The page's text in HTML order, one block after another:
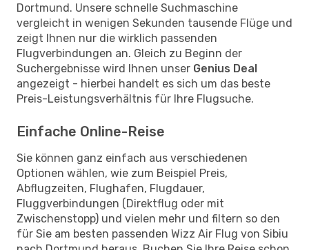
Dortmund. Unsere schnelle Suchmaschine
vergleicht in wenigen Sekunden tausende Flüge und
zeigt Ihnen nur die wirklich passenden
Flugverbindungen an. Gleich zu Beginn der
Suchergebnisse wird Ihnen unser Genius Deal
angezeigt - hierbei handelt es sich um das beste
Preis-Leistungsverhältnis für Ihre Flugsuche.
Einfache Online-Reise
Sie können ganz einfach aus verschiedenen
Optionen wählen, wie zum Beispiel Preis,
Abflugzeiten, Flughafen, Flugdauer,
Fluggverbindungen (Direktflug oder mit
Zwischenstopp) und vielen mehr und filtern so den
für Sie am besten passenden Wizz Air Flug von Sibiu